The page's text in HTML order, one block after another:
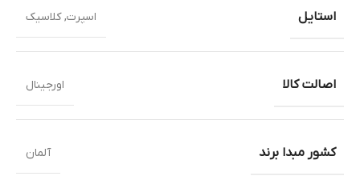
استایل اسپرت,کلاسیک
اصالت کالا اورجینال
کشور مبدا برند آلمان